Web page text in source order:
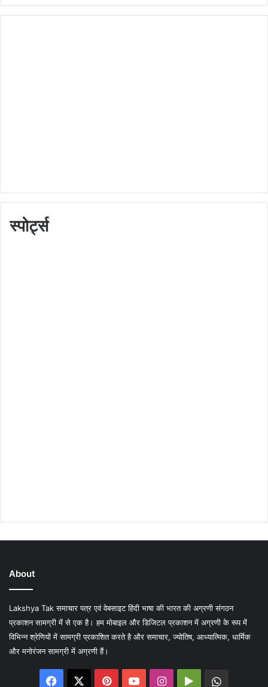
स्पोर्ट्स
About
Lakshya Tak समाचार पत्र एवं वेबसाइट हिंदी भाषा की भारत की अग्रणी संगठन
प्रकाशन सामग्री में से एक है। हम मोबाइल और डिजिटल प्रकाशन में अग्रणी के रूप में
विभिन्न श्रेणियों में सामग्री प्रकाशित करते है और समाचार, ज्योतिष, आध्यात्मिक, धार्मिक
और मनोरंजन सामग्री में अग्रणी हैं।
Facebook PinterestYouTubeInstagram
Google